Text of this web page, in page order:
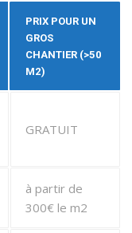
PRIX POUR UN
GROS
CHANTIER (>50
M2)
GRATUIT
à partir de
300€ le m2